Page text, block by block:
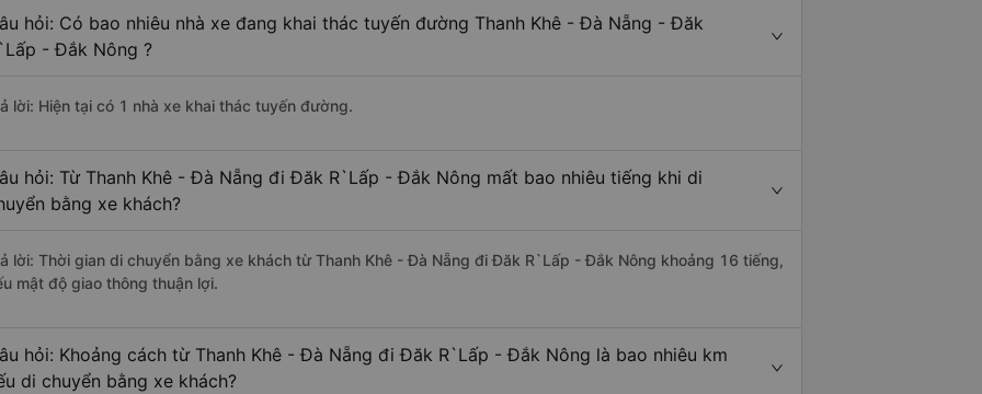
hỏi: Có bao nhiêu nhà xe đang khai thác tuyến đường Thanh Khê - Đà Nẵng - Đăk
- Đắk Nông ?
lời: Hiện tại có 1 nhà xe khai thác tuyến đường.
hỏi: Từ Thanh Khê - Đà Nẵng đi Đăk R`Lấp - Đắk Nông mất bao nhiêu tiếng khi di
bằng xe khách?
lời: Thời gian di chuyển bằng xe khách từ Thanh Khê - Đà Nẵng đi Đăk R`Lấp - Đắk Nông khoảng 16 tiếng,
mật độ giao thông thuận lợi.
hỏi: Khoảng cách từ Thanh Khê - Đà Nẵng đi Đăk R`Lấp - Đắk Nông là bao nhiêu km
di chuyển bằng xe khách?